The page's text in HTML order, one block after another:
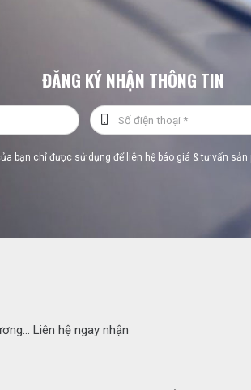
ĐĂNG KÝ NHẬN THÔNG TIN
bạn chỉ được sử dụng để liên hệ báo giá & tư vấn sản
Liên hệ ngay nhận